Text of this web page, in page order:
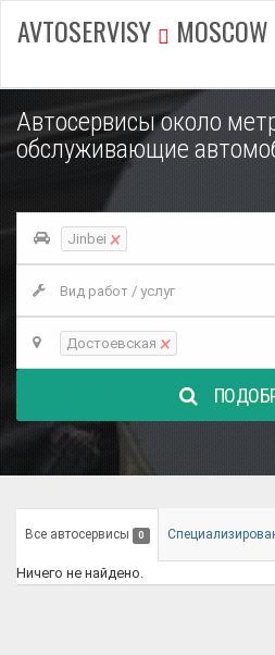
AVTOSERVISY MOSCOW
Автосервисы около
обслуживающие
Jinbei ×
Вид работ / услуг
Достоевская ×
Все автосервисы 0
Ничего не найдено.